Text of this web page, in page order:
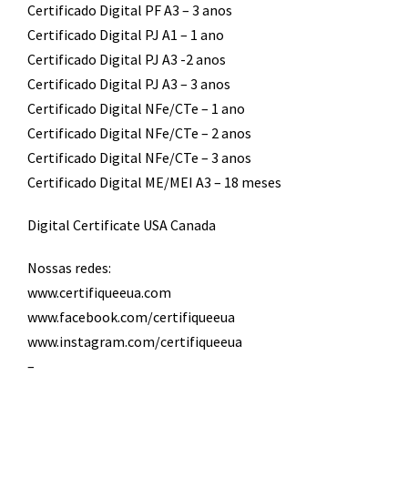
Certificado Digital PF A3 – 3 anos
Certificado Digital PJ A1 – 1 ano
Certificado Digital PJ A3 -2 anos
Certificado Digital PJ A3 – 3 anos
Certificado Digital NFe/CTe – 1 ano
Certificado Digital NFe/CTe – 2 anos
Certificado Digital NFe/CTe – 3 anos
Certificado Digital ME/MEI A3 – 18 meses
Digital Certificate USA Canada
Nossas redes:
www.certifiqueeua.com
www.facebook.com/certifiqueeua
www.instagram.com/certifiqueeua
–